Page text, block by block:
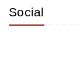
Social